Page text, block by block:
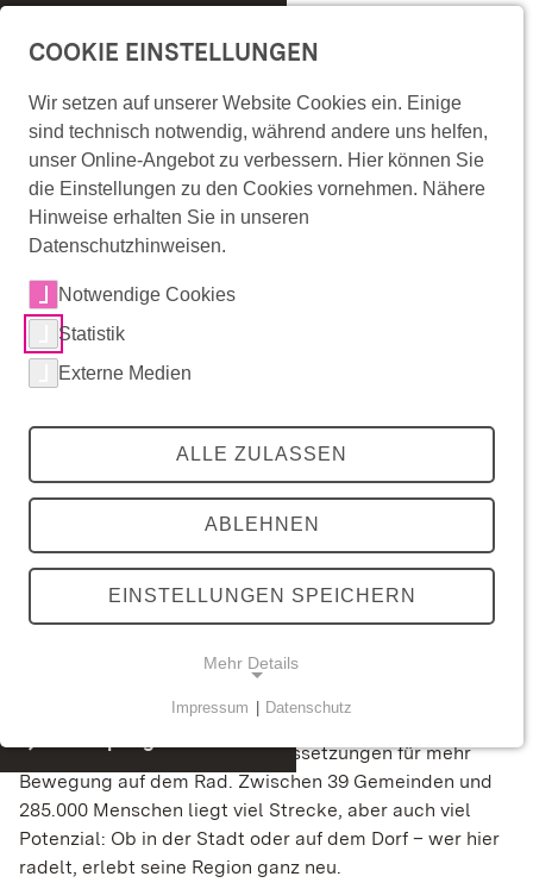
Überspringe Artikel-Bühne
RadKULTUR im Landkreis
Ravensburg
shareTeilen
facebook Facebook
twitterx X / Twitter
Der Landkreis Ravensburg ist groß, vielfältig und
ländlich geprägt – beste Voraussetzungen für mehr
Bewegung auf dem Rad. Zwischen 39 Gemeinden und
285.000 Menschen liegt viel Strecke, aber auch viel
Potenzial: Ob in der Stadt oder auf dem Dorf – wer hier
radelt, erlebt seine Region ganz neu.
Wonach suchst Du?
lens
Mitradeln
RadKULTUR-Angebote
Die Initiative
Mitradeln
Radinfrastruktur in Baden-Württemberg
RadKULTUR-Angebote
Angebote für Unternehmen
Infomaterial & Vorlagen
Die Initiative
Förderkommunen
COOKIE EINSTELLUNGEN
Wir setzen auf unserer Website Cookies ein. Einige
sind technisch notwendig, während andere uns helfen,
unser Online-Angebot zu verbessern. Hier können Sie
die Einstellungen zu den Cookies vornehmen. Nähere
Hinweise erhalten Sie in unseren
Datenschutzhinweisen.
Notwendige Cookies
Statistik
Externe Medien
ALLE ZULASSEN
ABLEHNEN
EINSTELLUNGEN SPEICHERN
Mehr Details
Technisch notwendige Cookies ermöglichen
grundlegende Funktionen und sind für die
einwandfreie Funktion der Webseite erforderlich.
Impressum Datenschutz